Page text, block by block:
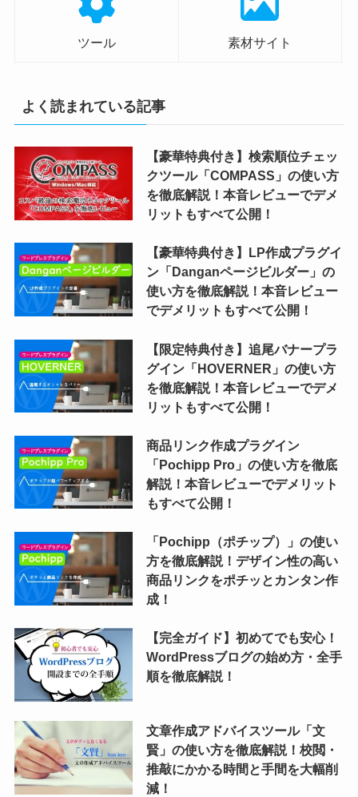
ツール 素材サイト
よく読まれている記事
【豪華特典付き】検索順位チェッ
クツール「COMPASS」の使い方
を徹底解説！本音レビューでデメ
リットもすべて公開！
【豪華特典付き】LP作成プラグイ
ン「Danganページビルダー」の
使い方を徹底解説！本音レビュー
でデメリットもすべて公開！
【限定特典付き】追尾バナープラ
グイン「HOVERNER」の使い方
を徹底解説！本音レビューでデメ
リットもすべて公開！
商品リンク作成プラグイン
「Pochipp Pro」の使い方を徹底
解説！本音レビューでデメリット
もすべて公開！
「Pochipp（ポチップ）」の使い
方を徹底解説！デザイン性の高い
商品リンクをポチッとカンタン作
成！
【完全ガイド】初めてでも安心！
WordPressブログの始め方・全手
順を徹底解説！
文章作成アドバイスツール「文
賢」の使い方を徹底解説！校閲・
推敲にかかる時間と手間を大幅削
減！